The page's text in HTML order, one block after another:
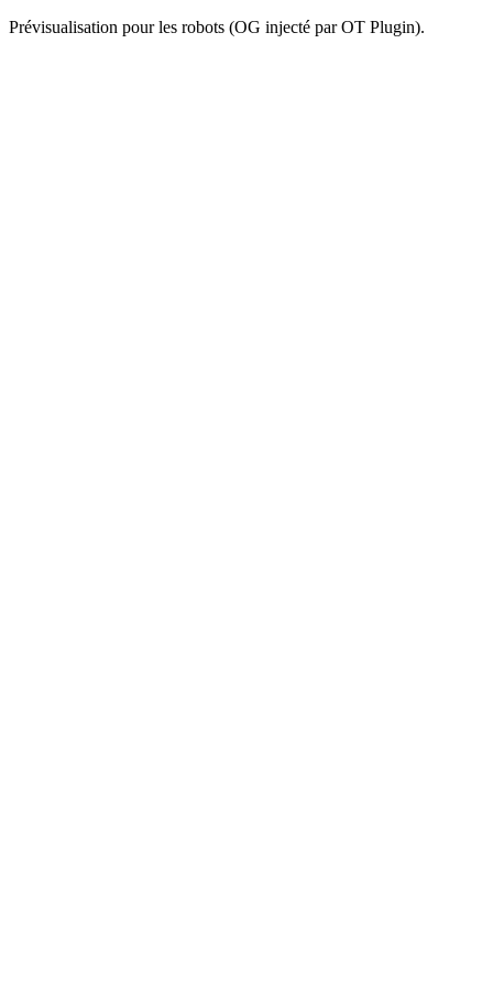
Prévisualisation pour les robots (OG injecté par OT Plugin).